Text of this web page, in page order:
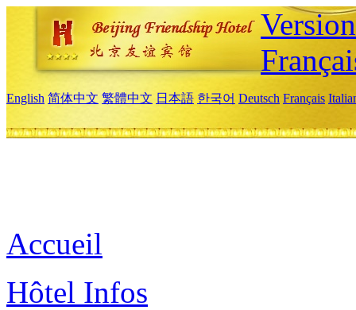
English 简体中文 繁體中文 日本語 한국어 Deutsch Français
Accueil
Hôtel Infos